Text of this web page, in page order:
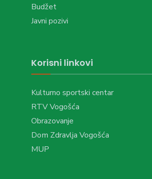
Budžet
Javni pozivi
Korisni linkovi
Kulturno sportski centar
RTV Vogošća
Obrazovanje
Dom Zdravlja Vogošća
MUP